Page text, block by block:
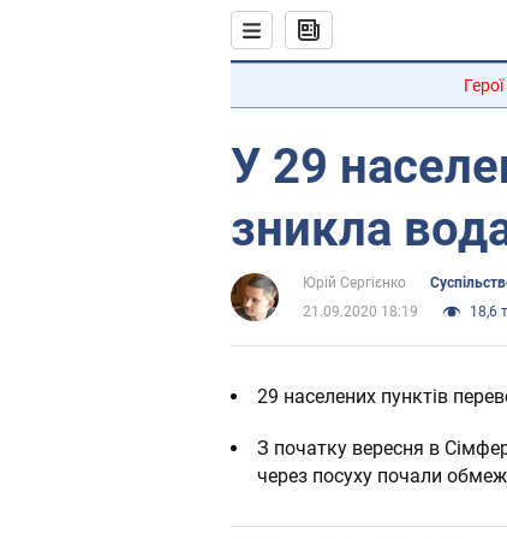
У 29
зникла
Юрій Сергієнко
21.09.2020 18:19
18,6
29 населених пунктів
З початку вересня в
через посуху почали